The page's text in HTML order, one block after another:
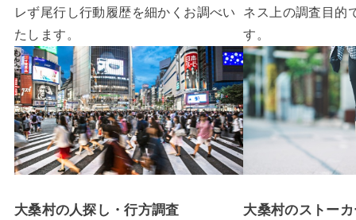
レず尾行し行動履歴を細かくお調べい
たします。
ネス上の調査目的
す。
大桑村の人探し・行方調査 大桑村のストー